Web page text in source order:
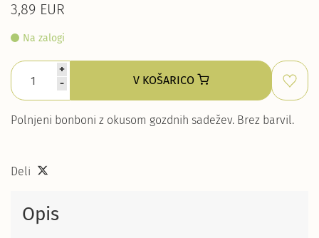
3,89 EUR
Na zalogi
+
-
V KOŠARICO
Polnjeni bonboni z okusom gozdnih sadežev. Brez barvil.
Deli
Opis